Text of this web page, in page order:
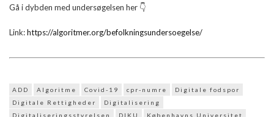
Gå i dybden med undersøgelsen her 👇
Link:https://algoritmer.org/befolkningsundersoegelse/
ADD Algoritme Covid-19 cpr-numre
Digitale fodspor
Digitale Rettigheder
Digitalisering
Digitaliseringsstyrelsen
DIKU
Københavns Universitet